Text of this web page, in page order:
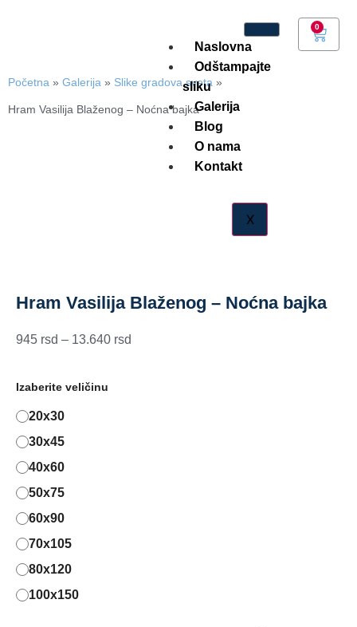
Naslovna
Odštampajte
sliku
Galerija
Blog
O nama
Kontakt
X
0
Početna » Galerija » Slike gradova sveta »
Hram Vasilija Blaženog – Noćna bajka
Hram Vasilija Blaženog – Noćna bajka
945 – 13.640
Izaberite veličinu
20x30
30x45
40x60
50x75
60x90
70x105
80x120
100x150